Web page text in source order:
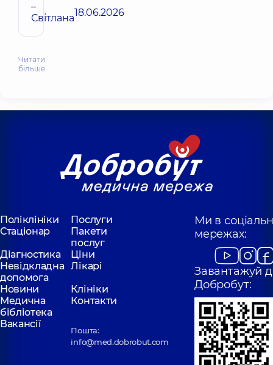
–
Світлана18.06.2026
Читати
більше
Поліклініки
Послуги
Стаціонар
Пакети
послуг
Діагностика
Ціни
Невідкладна
допомога
Лікарі
Новини
Клініки
Медична
бібліотека
Контакти
Вакансії
Пошта:
info@med.dobrobut.com
Ми в
мережах:
Завантажуй
Добробут: